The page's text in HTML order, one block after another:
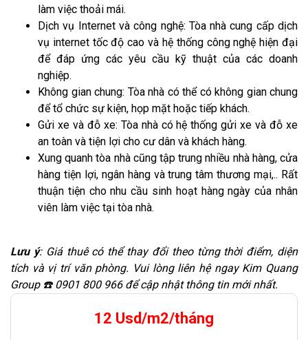
làm việc thoải mái.
Dịch vụ Internet và công nghệ: Tòa nhà cung cấp dịch
vụ internet tốc độ cao và hệ thống công nghệ hiện đại
để đáp ứng các yêu cầu kỹ thuật của các doanh
nghiệp.
Không gian chung: Tòa nhà có thể có không gian chung
để tổ chức sự kiện, họp mặt hoặc tiếp khách.
Gửi xe và đỗ xe: Tòa nhà có hệ thống gửi xe và đỗ xe
an toàn và tiện lợi cho cư dân và khách hàng.
Xung quanh tòa nhà cũng tập trung nhiều nhà hàng, cửa
hàng tiện lợi, ngân hàng và trung tâm thương mại,.. Rất
thuận tiện cho nhu cầu sinh hoạt hàng ngày của nhân
viên làm việc tại tòa nhà.
Lưu ý: Giá thuê có thể thay đổi theo từng thời điểm, diện
tích và vị trí văn phòng. Vui lòng liên hệ ngay Kim Quang
Group ☎️ 0901 800 966 để cập nhật thông tin mới nhất.
12 Usd/m2/tháng